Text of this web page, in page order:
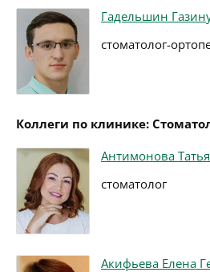
Гадельшин
стоматолог-
Коллеги по клинике:
Антимонова
стоматолог
Акифьева Елена